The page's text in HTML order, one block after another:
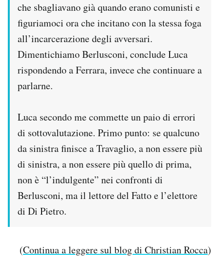
che sbagliavano già quando erano comunisti e
figuriamoci ora che incitano con la stessa foga
all’incarcerazione degli avversari.
Dimentichiamo Berlusconi, conclude Luca
rispondendo a Ferrara, invece che continuare a
parlarne.
Luca secondo me commette un paio di errori
di sottovalutazione. Primo punto: se qualcuno
da sinistra finisce a Travaglio, a non essere più
di sinistra, a non essere più quello di prima,
non è “l’indulgente” nei confronti di
Berlusconi, ma il lettore del Fatto e l’elettore
di Di Pietro.
(Continua a leggere sul blog di Christian Rocca)